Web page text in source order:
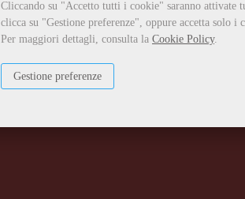
Cliccando su "Accetto tutti i cookie" saranno attivate
clicca su "Gestione preferenze", oppure accetta solo
Per maggiori dettagli, consulta la Cookie Policy.
Gestione preferenze